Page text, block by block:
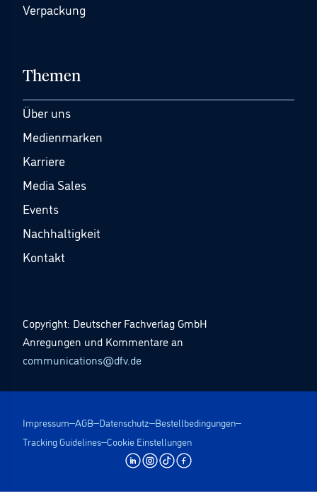
Verpackung
Themen
Über uns
Medienmarken
Karriere
Media Sales
Events
Nachhaltigkeit
Kontakt
Copyright: Deutscher Fachverlag GmbH
Anregungen und Kommentare an
communications@dfv.de
Impressum AGB Datenschutz Bestellbedingungen
Tracking Guidelines Cookie Einstellungen